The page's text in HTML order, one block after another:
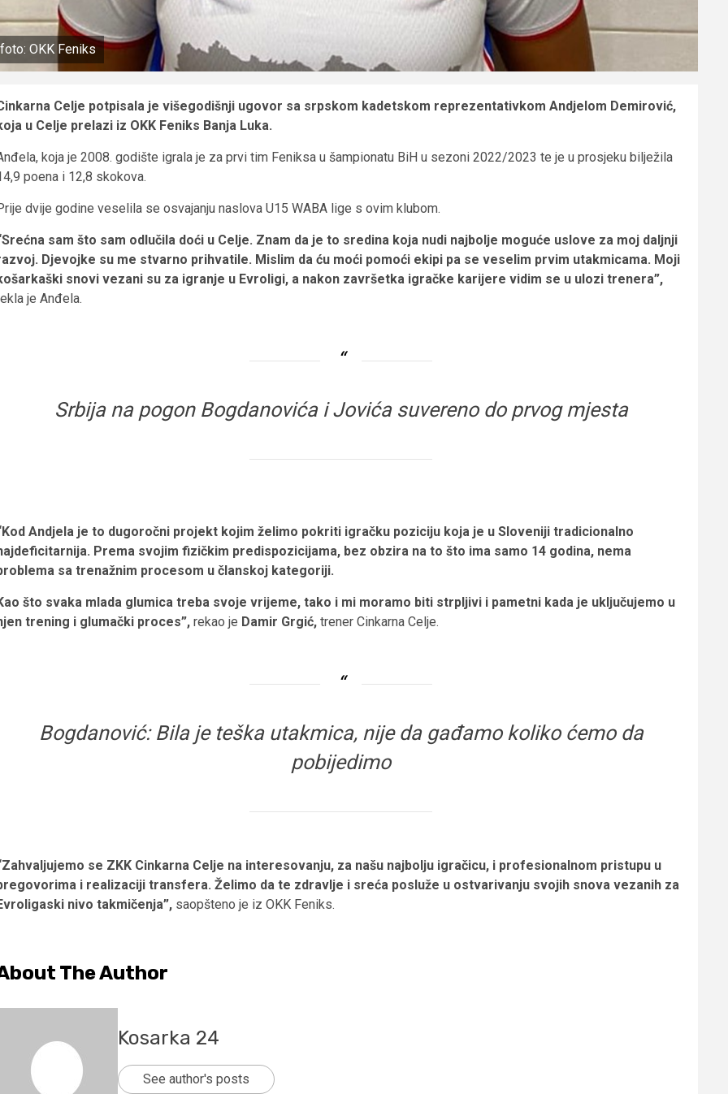
foto: OKK Feniks
Celje potpisala je višegodišnji ugovor sa srpskom kadetskom reprezentativkom Andjelom Demirović,
u Celje prelazi iz OKK Feniks Banja Luka.
koja je 2008. godište igrala je za prvi tim Feniksa u šampionatu BiH u sezoni 2022/2023 te je u prosjeku bilježila
poena i 12,8 skokova.
dvije godine veselila se osvajanju naslova U15 WABA lige s ovim klubom.
sam što sam odlučila doći u Celje. Znam da je to sredina koja nudi najbolje moguće uslove za moj daljnji
Djevojke su me stvarno prihvatile. Mislim da ću moći pomoći ekipi pa se veselim prvim utakmicama. Moji
snovi vezani su za igranje u Evroligi, a nakon završetka igračke karijere vidim se u ulozi trenera”,
je Anđela.
Srbija na pogon Bogdanovića i Jovića suvereno do prvog mjesta
Andjela je to dugoročni projekt kojim želimo pokriti igračku poziciju koja je u Sloveniji tradicionalno
Prema svojim fizičkim predispozicijama, bez obzira na to što ima samo 14 godina, nema
sa trenažnim procesom u članskoj kategoriji.
što svaka mlada glumica treba svoje vrijeme, tako i mi moramo biti strpljivi i pametni kada je uključujemo u
trening i glumački proces”, rekao je Damir Grgić, trener Cinkarna Celje.
Bogdanović: Bila je teška utakmica, nije da gađamo koliko ćemo da
pobijedimo
se ZKK Cinkarna Celje na interesovanju, za našu najbolju igračicu, i profesionalnom pristupu u
i realizaciji transfera. Želimo da te zdravlje i sreća posluže u ostvarivanju svojih snova vezanih za
nivo takmičenja”, saopšteno je iz OKK Feniks.
The Author
Kosarka 24
See author's posts